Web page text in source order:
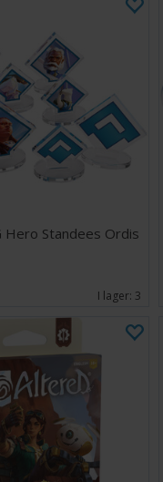
Hero Standees Ordis
I lager: 3